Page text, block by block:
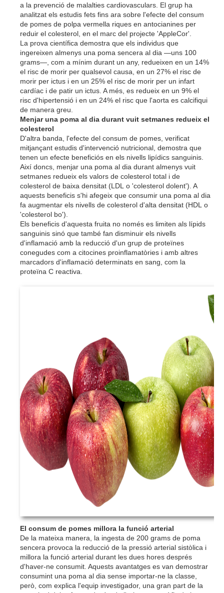
a la prevenció de malalties cardiovasculars. El grup ha
analitzat els estudis fets fins ara sobre l'efecte del consum
de pomes de polpa vermella riques en antocianines per
reduir el colesterol, en el marc del projecte 'AppleCor'.
La prova científica demostra que els individus que
ingereixen almenys una poma sencera al dia —uns 100
grams—, com a mínim durant un any, redueixen en un 14%
el risc de morir per qualsevol causa, en un 27% el risc de
morir per ictus i en un 25% el risc de morir per un infart
cardíac i de patir un ictus. A més, es redueix en un 9% el
risc d'hipertensió i en un 24% el risc que l'aorta es calcifiqui
de manera greu.
Menjar una poma al dia durant vuit setmanes redueix el
colesterol
D'altra banda, l'efecte del consum de pomes, verificat
mitjançant estudis d'intervenció nutricional, demostra que
tenen un efecte beneficiós en els nivells lipídics sanguinis.
Així doncs, menjar una poma al dia durant almenys vuit
setmanes redueix els valors de colesterol total i de
colesterol de baixa densitat (LDL o 'colesterol dolent'). A
aquests beneficis s'hi afegeix que consumir una poma al dia
fa augmentar els nivells de colesterol d'alta densitat (HDL o
'colesterol bo').
Els beneficis d'aquesta fruita no només es limiten als lípids
sanguinis sinó que també fan disminuir els nivells
d'inflamació amb la reducció d'un grup de proteïnes
conegudes com a citocines proinflamatòries i amb altres
marcadors d'inflamació determinats en sang, com la
proteïna C reactiva.
El consum de pomes millora la funció arterial
De la mateixa manera, la ingesta de 200 grams de poma
sencera provoca la reducció de la pressió arterial sistòlica i
millora la funció arterial durant les dues hores després
d'haver-ne consumit. Aquests avantatges es van demostrar
consumint una poma al dia sense importar-ne la classe,
però, com explica l'equip investigador, una gran part de la